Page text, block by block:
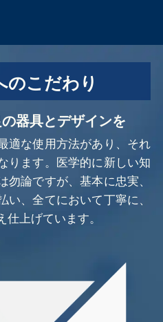
のこだわり
器具とデザインを
適な使用方法があり、それ
ります。医学的に新しい知
勿論ですが、基本に忠実、
い、全てにおいて丁寧に、
上げています。